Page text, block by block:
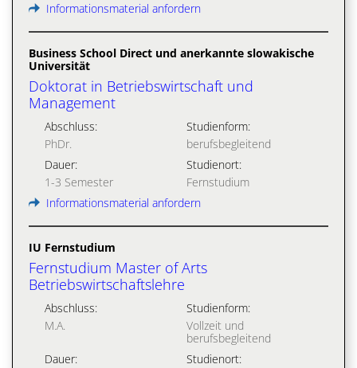
Informationsmaterial anfordern
Business School Direct und anerkannte slowakische
Universität
Doktorat in Betriebswirtschaft und
Management
Abschluss:
PhDr.
Studienform:
berufsbegleitend
Dauer:
1-3 Semester
Studienort:
Fernstudium
Informationsmaterial anfordern
IU Fernstudium
Fernstudium Master of Arts
Betriebswirtschaftslehre
Abschluss:
M.A.
Studienform:
Vollzeit und
berufsbegleitend
Dauer:
Studienort: